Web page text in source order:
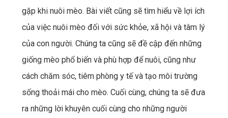
gặp khi nuôi mèo. Bài viết cũng sẽ tìm hiểu về lợi ích
của việc nuôi mèo đối với sức khỏe, xã hội và tâm lý
của con người. Chúng ta cũng sẽ đề cập đến những
giống mèo phổ biến và phù hợp để nuôi, cũng như
cách chăm sóc, tiêm phòng y tế và tạo môi trường
sống thoải mái cho mèo. Cuối cùng, chúng ta sẽ đưa
ra những lời khuyên cuối cùng cho những người